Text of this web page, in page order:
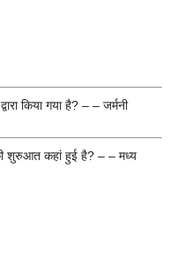
किया गया है? – – जर्मनी
शुरुआत कहां हुई है? – – मध्य